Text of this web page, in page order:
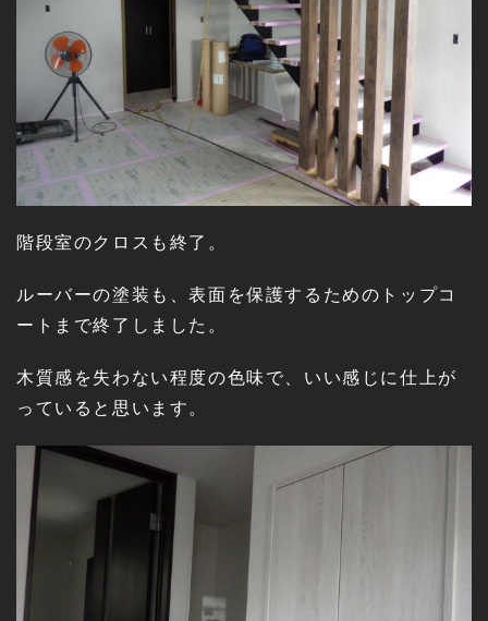
階段室のクロスも終了。
ルーバーの塗装も、表面を保護するためのトップコ
ートまで終了しました。
木質感を失わない程度の色味で、いい感じに仕上が
っていると思います。